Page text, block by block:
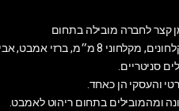
קצר לחברה מובילה בתחום
מ״מ, ברזי אמבט, אביזרי
סניטריים.
והעסקי הן כאחד.
ומהמובילים בתחום ריהוט לאמבט.